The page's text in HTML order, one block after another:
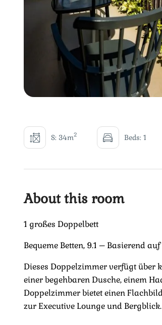
S: 34m2 Beds: 1
About this room
1 großes Doppelbett
Bequeme Betten, 9.1 – Basierend
Dieses Doppelzimmer verfügt über
einer begehbaren Dusche, einem
Doppelzimmer bietet einen
zur Executive Lounge und